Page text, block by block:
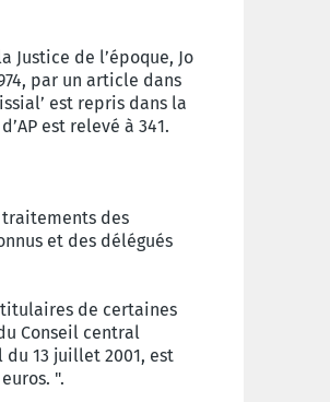
Justice de l’époque, Jo
par un article dans
est repris dans la
est relevé à 341.
traitements des
et des délégués
de certaines
Conseil central
13 juillet 2001, est
".